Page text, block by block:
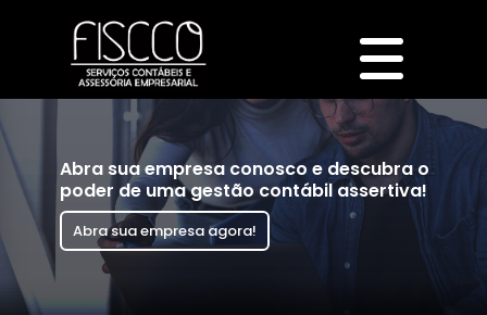
Abra sua empresa conosco e descubra o
poder de uma gestão contábil assertiva!
Abra sua empresa agora!